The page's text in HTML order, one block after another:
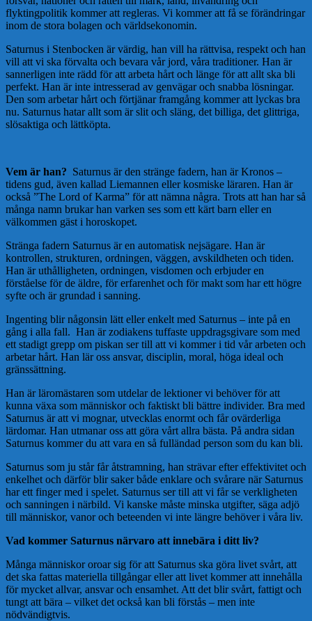
flyktingpolitik kommer att regleras. Vi kommer att få se förändringar
inom de stora bolagen och världsekonomin.
Saturnus i Stenbocken är värdig, han vill ha rättvisa, respekt och han
vill att vi ska förvalta och bevara vår jord, våra traditioner. Han är
sannerligen inte rädd för att arbeta hårt och länge för att allt ska bli
perfekt. Han är inte intresserad av genvägar och snabba lösningar.
Den som arbetar hårt och förtjänar framgång kommer att lyckas bra
nu. Saturnus hatar allt som är slit och släng, det billiga, det glittriga,
slösaktiga och lättköpta.
Vem är han? Saturnus är den stränge fadern, han är Kronos –
tidens gud, även kallad Liemannen eller kosmiske läraren. Han är
också ”The Lord of Karma” för att nämna några. Trots att han har så
många namn brukar han varken ses som ett kärt barn eller en
välkommen gäst i horoskopet.
Stränga fadern Saturnus är en automatisk nejsägare. Han är
kontrollen, strukturen, ordningen, väggen, avskildheten och tiden.
Han är uthålligheten, ordningen, visdomen och erbjuder en
förståelse för de äldre, för erfarenhet och för makt som har ett högre
syfte och är grundad i sanning.
Ingenting blir någonsin lätt eller enkelt med Saturnus – inte på en
gång i alla fall. Han är zodiakens tuffaste uppdragsgivare som med
ett stadigt grepp om piskan ser till att vi kommer i tid vår arbeten och
arbetar hårt. Han lär oss ansvar, disciplin, moral, höga ideal och
gränssättning.
Han är läromästaren som utdelar de lektioner vi behöver för att
kunna växa som människor och faktiskt bli bättre individer. Bra med
Saturnus är att vi mognar, utvecklas enormt och får ovärderliga
lärdomar. Han utmanar oss att göra vårt allra bästa. På andra sidan
Saturnus kommer du att vara en så fulländad person som du kan bli.
Saturnus som ju står får åtstramning, han strävar efter effektivitet och
enkelhet och därför blir saker både enklare och svårare när Saturnus
har ett finger med i spelet. Saturnus ser till att vi får se verkligheten
och sanningen i närbild. Vi kanske måste minska utgifter, säga adjö
till människor, vanor och beteenden vi inte längre behöver i våra liv.
Vad kommer Saturnus närvaro att innebära i ditt liv?
Många människor oroar sig för att Saturnus ska göra livet svårt, att
det ska fattas materiella tillgångar eller att livet kommer att innehålla
för mycket allvar, ansvar och ensamhet. Att det blir svårt, fattigt och
tungt att bära – vilket det också kan bli förstås – men inte
nödvändigtvis.